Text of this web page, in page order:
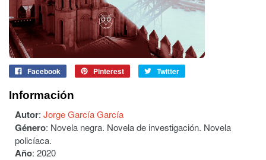
Facebook Pinterest Twitter
Información
Autor: Jorge García García
Género: Novela negra. Novela de investigación. Novela
policíaca.
Año: 2020